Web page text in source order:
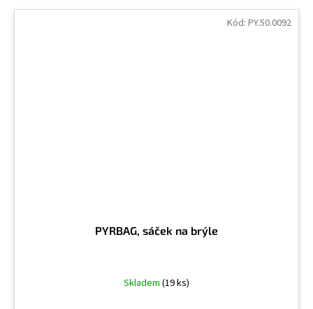
PYRBAG, sáček na brýle
Skladem (19 ks)
Kód: PY.50.0092